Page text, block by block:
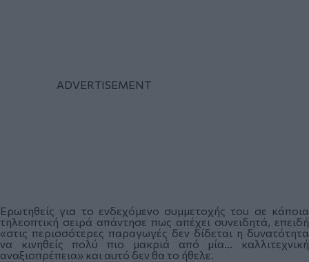
Ερωτηθείς για το ενδεχόμενο συμμετοχής του σε κάποια
τηλεοπτική σειρά απάντησε πως απέχει συνειδητά, επειδή
«στις περισσότερες παραγωγές δεν δίδεται η δυνατότητα
να κινηθείς πολύ πιο μακριά από μία... καλλιτεχνική
αναξιοπρέπεια» και αυτό δεν θα το ήθελε.